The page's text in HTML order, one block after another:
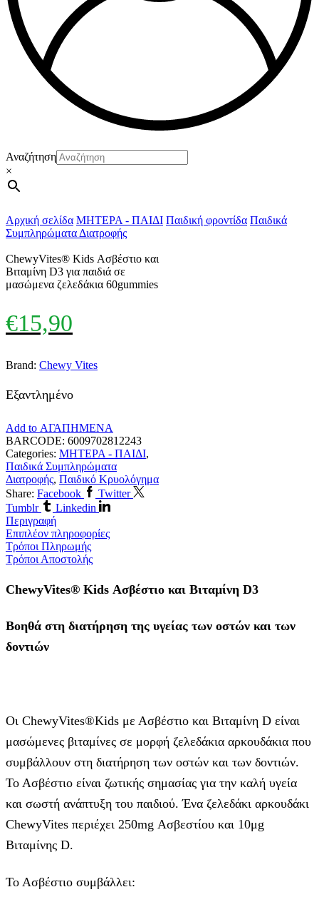
Αναζήτηση
×
Αρχική σελίδα ΜΗΤΕΡΑ - ΠΑΙΔΙ Παιδική φροντίδα Παιδικά
Συμπληρώματα Διατροφής
ChewyVites® Kids Ασβέστιο και
Βιταμίνη D3 για παιδιά σε
μασώμενα ζελεδάκια 60gummies
€15,90
Brand: Chewy Vites
Εξαντλημένο
Add to ΑΓΑΠΗΜΕΝΑ
BARCODE: 6009702812243
Categories: ΜΗΤΕΡΑ - ΠΑΙΔΙ,
Παιδικά Συμπληρώματα
Διατροφής, Παιδικό Κρυολόγημα
Share: Facebook
Twitter
Tumblr
Linkedin
Περιγραφή
Επιπλέον πληροφορίες
Τρόποι Πληρωμής
Τρόποι Αποστολής
ChewyVites® Kids Ασβέστιο και Βιταμίνη D3
Βοηθά στη διατήρηση της υγείας των οστών και των
δοντιών
Οι ChewyVites®Kids με Ασβέστιο και Βιταμίνη D είναι
μασώμενες βιταμίνες σε μορφή ζελεδάκια αρκουδάκια που
συμβάλλουν στη διατήρηση των οστών και των δοντιών.
Το Ασβέστιο είναι ζωτικής σημασίας για την καλή υγεία
και σωστή ανάπτυξη του παιδιού. Ένα ζελεδάκι αρκουδάκι
ChewyVites περιέχει 250mg Ασβεστίου και 10μg
Βιταμίνης D.
Το Ασβέστιο συμβάλλει: